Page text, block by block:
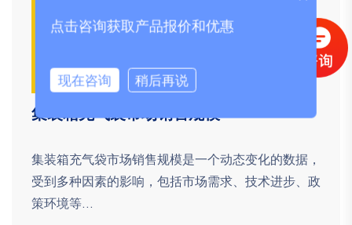
集装箱充气袋市场销售规模
集装箱充气袋市场销售规模是一个动态变化的数据，
受到多种因素的影响，包括市场需求、技术进步、政
策环境等...
点击咨询获取产品报价和优惠
现在咨询 稍后再说